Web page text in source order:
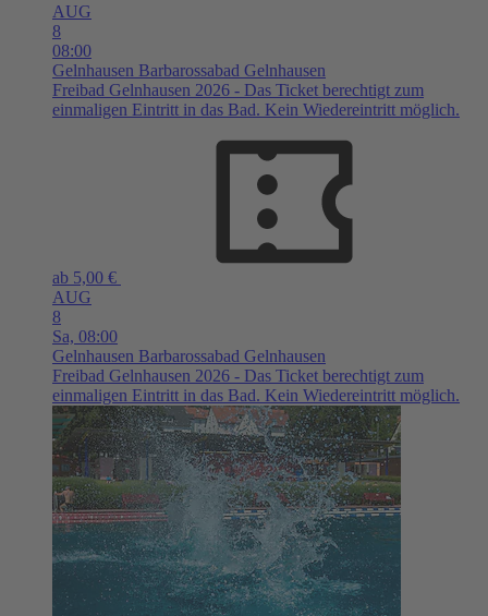
AUG
8
08:00
Gelnhausen Barbarossabad Gelnhausen
Freibad Gelnhausen 2026 - Das Ticket berechtigt zum
einmaligen Eintritt in das Bad. Kein Wiedereintritt möglich.
ab 5,00 €
AUG
8
Sa, 08:00
Gelnhausen Barbarossabad Gelnhausen
Freibad Gelnhausen 2026 - Das Ticket berechtigt zum
einmaligen Eintritt in das Bad. Kein Wiedereintritt möglich.